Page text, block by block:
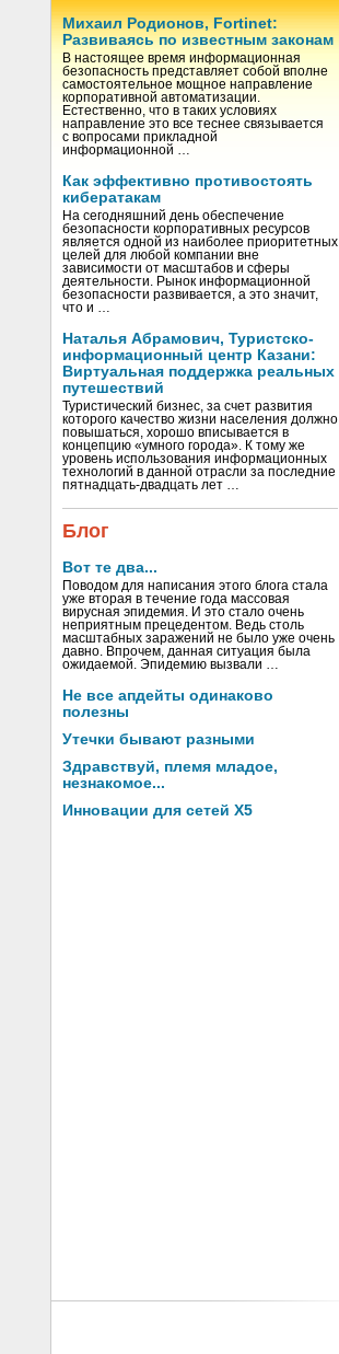
Михаил Родионов, Fortinet:
Развиваясь по известным законам
В настоящее время информационная
безопасность представляет собой вполне
самостоятельное мощное направление
корпоративной автоматизации.
Естественно, что в таких условиях
направление это все теснее связывается
с вопросами прикладной
информационной …
Как эффективно противостоять
кибератакам
На сегодняшний день обеспечение
безопасности корпоративных ресурсов
является одной из наиболее приоритетных
целей для любой компании вне
зависимости от масштабов и сферы
деятельности. Рынок информационной
безопасности развивается, а это значит,
что и …
Наталья Абрамович, Туристско-
информационный центр Казани:
Виртуальная поддержка реальных
путешествий
Туристический бизнес, за счет развития
которого качество жизни населения должно
повышаться, хорошо вписывается в
концепцию «умного города». К тому же
уровень использования информационных
технологий в данной отрасли за последние
пятнадцать-двадцать лет …
Блог
Вот те два...
Поводом для написания этого блога стала
уже вторая в течение года массовая
вирусная эпидемия. И это стало очень
неприятным прецедентом. Ведь столь
масштабных заражений не было уже очень
давно. Впрочем, данная ситуация была
ожидаемой. Эпидемию вызвали …
Не все апдейты одинаково
полезны
Утечки бывают разными
Здравствуй, племя младое,
незнакомое...
Инновации для сетей X5